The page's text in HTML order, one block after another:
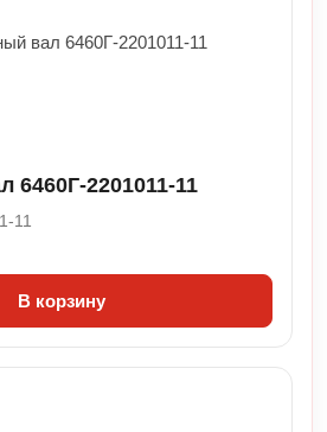
6460Г-2201011-11
11
В корзину